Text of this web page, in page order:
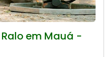
em Mauá -